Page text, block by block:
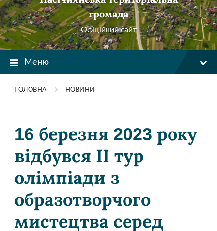
громада
Офіційний сайт
Меню
ГОЛОВНА НОВИНИ
16 березня 2023 року
відбувся ІІ тур
олімпіади з
образотворчого
мистецтва серед